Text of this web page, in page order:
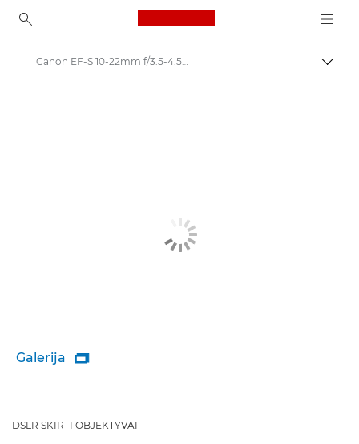
Canon Logo, back to
Canon EF-S 10-22mm f/3.5-4.5 USM - Lenses - Camera & Photo lenses
Galerija 
DSLR SKIRTI OBJEKTYVAI